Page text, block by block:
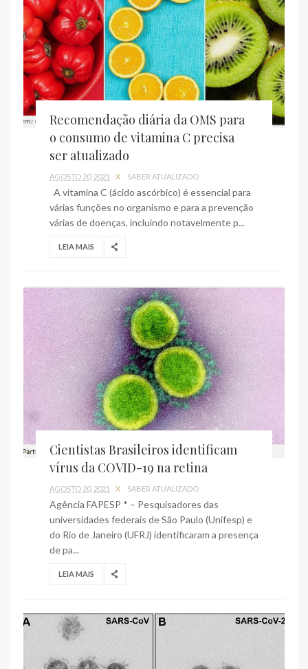
Recomendação diária da OMS para
o consumo de vitamina C precisa
ser atualizado
AGOSTO 20, 2021 X SABER ATUALIZADO
A vitamina C (ácido ascórbico) é essencial para
várias funções no organismo e para a prevenção
várias de doenças, incluindo notavelmente p...
LEIA MAIS
Cientistas Brasileiros identificam
vírus da COVID-19 na retina
AGOSTO 20, 2021 X SABER ATUALIZADO
Agência FAPESP * – Pesquisadores das
universidades federais de São Paulo (Unifesp) e
do Rio de Janeiro (UFRJ) identificaram a presença
de pa...
LEIA MAIS